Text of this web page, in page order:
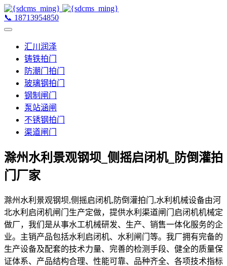
📞 18713954850
汇川润泽
铸铁拍门
防潮门拍门
玻璃钢拍门
钢制闸门
泵站涵闸
不锈钢拍门
渠道闸门
滁州水利景观钢坝_侧摇启闭机_防倒灌拍
门厂家
滁州水利景观钢坝,侧摇启闭机,防倒灌拍门,水利机械设备由河
北水利启闭机闸门生产定做，提供水利渠道闸门启闭机机械定
做厂，我们是从事水工机械研发、生产、销售一体化服务的企
业。主销产品包括水利启闭机、水利闸门等。我厂拥有完备的
生产设备及配套的技术力量、完善的检测手段、健全的质量保
证体系、产品结构合理、性能可靠、品种齐全、各项技术指标